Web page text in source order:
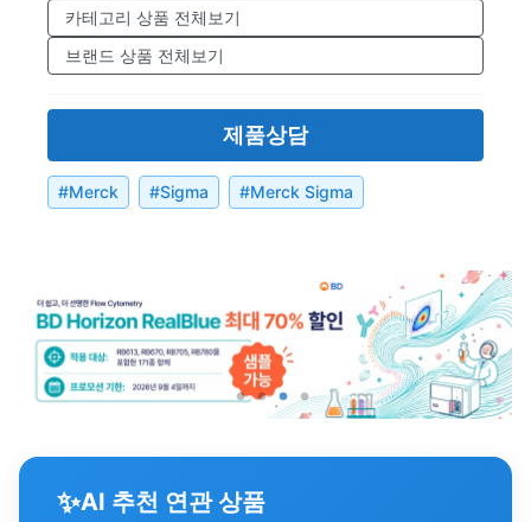
카테고리 상품 전체보기
브랜드 상품 전체보기
제품상담
#Merck #Sigma #Merck Sigma
✨AI 추천 연관 상품